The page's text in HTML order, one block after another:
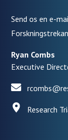
Send os en e-
Ryan Combs
Executive
Research